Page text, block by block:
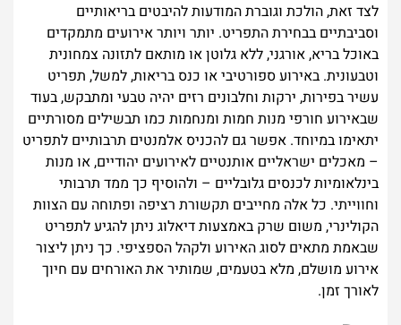
לצד זאת, הולכת וגוברת המודעות להיבטים בריאותיים
וסביבתיים בבחירת התפריט. יותר ויותר אירועים מתמקדים
באוכל בריא, אורגני, ללא גלוטן או מותאם לתזונה צמחונית
וטבעונית. באירוע ספורטיבי או כנס בריאות, למשל, תפריט
עשיר בפירות, ירקות וחלבונים רזים יהיה טבעי ומתבקש, בעוד
שבאירוע חורפי מנות חמות ומנחמות כמו תבשילים מסורתיים
יתאימו במיוחד. אפשר גם להכניס אלמנטים תרבותיים לתפריט
– מאכלים ישראליים אותנטיים לאירועים יהודיים, או מנות
בינלאומיות לכנסים גלובליים – ולהוסיף כך ממד תרבותי
וחווייתי. כל אלה מחייבים תקשורת רציפה ופתוחה עם הצוות
הקולינרי, משום שרק באמצעות דיאלוג ניתן להגיע לתפריט
שבאמת מתאים לסוג האירוע ולקהל הספציפי. כך ניתן ליצור
אירוע מושלם, מלא בטעמים, שמותיר את האורחים עם חיוך
לאורך זמן.